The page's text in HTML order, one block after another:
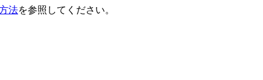
法を参照してください。